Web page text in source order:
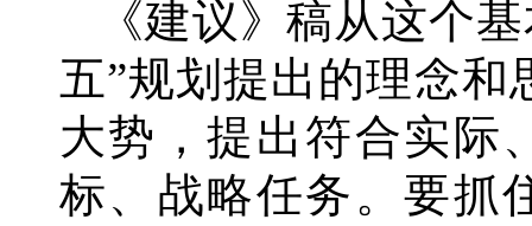
《建议》稿从这个
五”规划提出的理念
大势，提出符合实际
标、战略任务。要抓